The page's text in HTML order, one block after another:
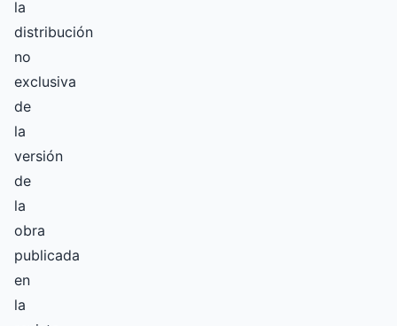
la
distribución
no
exclusiva
de
la
versión
de
la
obra
publicada
en
la